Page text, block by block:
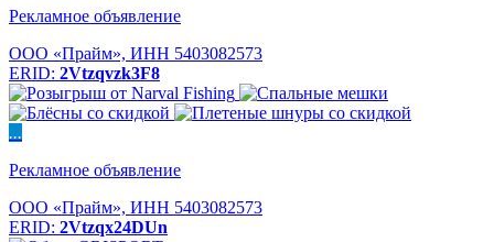
Рекламное объявление
ООО «Прайм», ИНН 5403082573
ERID: 2Vtzqvzk3F8
...
Рекламное объявление
ООО «Прайм», ИНН 5403082573
ERID: 2Vtzqx24DUn